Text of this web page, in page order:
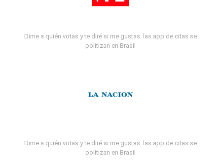
Dime a quién votas y te diré si me gustas: las app de citas se
politizan en Brasil
Dime a quién votas y te diré si me gustas: las app de citas se
politizan en Brasil